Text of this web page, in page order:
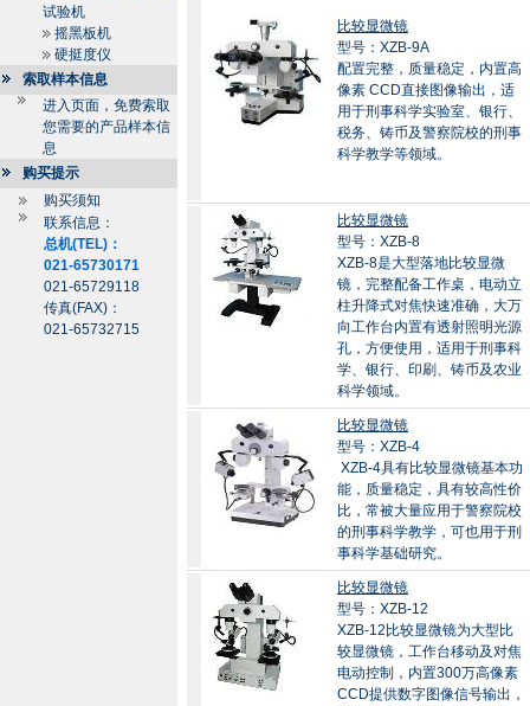
试验机
摇黑板机
硬挺度仪
索取样本信息
进入页面，免费索取
您需要的产品样本信
息
购买提示
购买须知
联系信息：
总机(TEL)：
021-65730171
021-65729118
传真(FAX)：
021-65732715
比较显微镜
型号：XZB-9A
配置完整，质量稳定，内置高
像素 CCD直接图像输出，适
用于刑事科学实验室、银行、
税务、铸币及警察院校的刑事
科学教学等领域。
比较显微镜
型号：XZB-8
XZB-8是大型落地比较显微
镜，完整配备工作桌，电动立
柱升降式对焦快速准确，大万
向工作台内置有透射照明光源
孔，方便使用，适用于刑事科
学、银行、印刷、铸币及农业
科学领域。
比较显微镜
型号：XZB-4
XZB-4具有比较显微镜基本功
能，质量稳定，具有较高性价
比，常被大量应用于警察院校
的刑事科学教学，可也用于刑
事科学基础研究。
比较显微镜
型号：XZB-12
XZB-12比较显微镜为大型比
较显微镜，工作台移动及对焦
电动控制，内置300万高像素
CCD提供数字图像信号输出，